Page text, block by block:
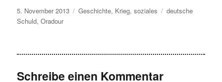
Veröffentlicht
am
5. November 2013 Kategorien
Geschichte, Krieg,soziales Schlagwörter
deutsche
Schuld,Oradour
Schreibe einen Kommentar